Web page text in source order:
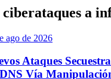
ciberataques a
ago de 2026
Ataques
Vía